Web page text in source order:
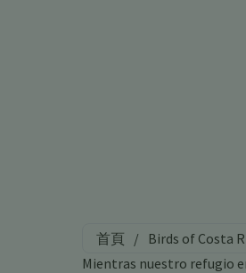
首頁 / Birds of Costa
Mientras nuestro refugio